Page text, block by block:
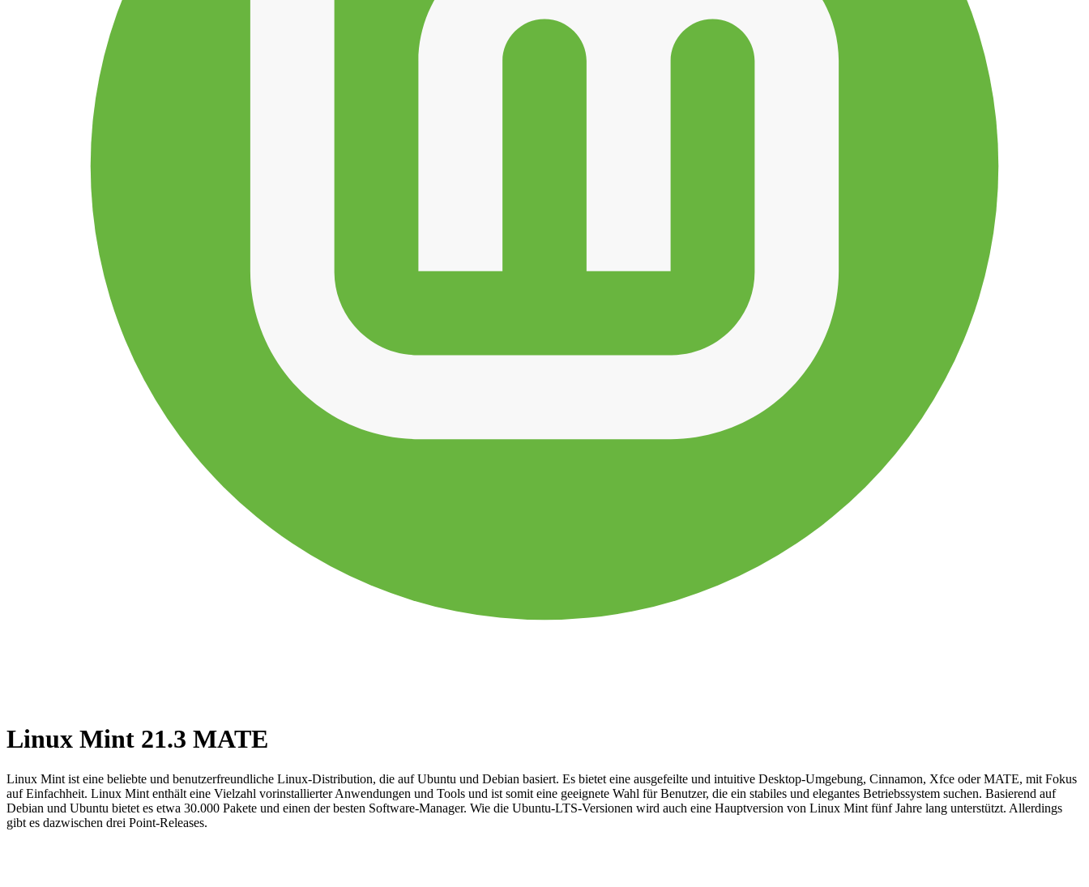
Linux Mint 21.3 MATE
Linux Mint ist eine beliebte und benutzerfreundliche Linux-Distribution, die auf Ubuntu und Debian basiert. Es bietet eine ausgefeilte und intuitive Desktop-Umgebung, Cinnamon, Xfce oder MATE, mit Fokus
auf Einfachheit. Linux Mint enthält eine Vielzahl vorinstallierter Anwendungen und Tools und ist somit eine geeignete Wahl für Benutzer, die ein stabiles und elegantes Betriebssystem suchen. Basierend auf
Debian und Ubuntu bietet es etwa 30.000 Pakete und einen der besten Software-Manager. Wie die Ubuntu-LTS-Versionen wird auch eine Hauptversion von Linux Mint fünf Jahre lang unterstützt. Allerdings
gibt es dazwischen drei Point-Releases.